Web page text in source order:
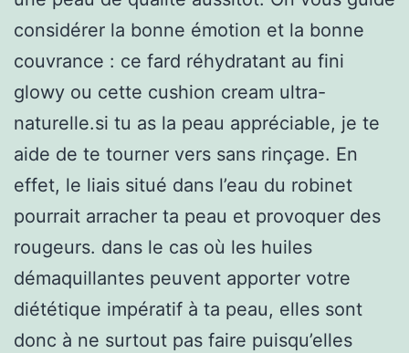
considérer la bonne émotion et la bonne
couvrance : ce fard réhydratant au fini
glowy ou cette cushion cream ultra-
naturelle.si tu as la peau appréciable, je te
aide de te tourner vers sans rinçage. En
effet, le liais situé dans l’eau du robinet
pourrait arracher ta peau et provoquer des
rougeurs. dans le cas où les huiles
démaquillantes peuvent apporter votre
diététique impératif à ta peau, elles sont
donc à ne surtout pas faire puisqu’elles